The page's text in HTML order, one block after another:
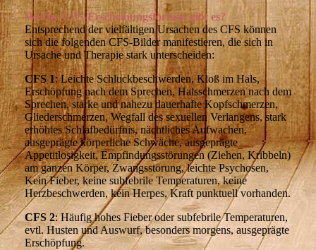
Welche CFS-Erscheinungsformen gibt es?
Entsprechend der vielfältigen Ursachen des CFS können
sich die folgenden CFS-Bilder manifestieren, die sich in
Ursache und Therapie stark unterscheiden:
CFS 1: Leichte Schluckbeschwerden, Kloß im Hals,
Erschöpfung nach dem Sprechen, Halsschmerzen nach dem
Sprechen, starke und nahezu dauerhafte Kopfschmerzen,
Gliederschmerzen, Wegfall des sexuellen Verlangens, stark
erhöhtes Schlafbedürfnis, nächtliches Aufwachen,
ausgeprägte körperliche Schwäche, ausgeprägte
Appetitlosigkeit, Empfindungsstörungen (Ziehen, Kribbeln)
am ganzen Körper, Zwangsstörung, leichte Psychosen,
Kein Fieber, keine subfebrile Temperaturen, keine
Herzbeschwerden, kein Herpes, Kraft punktuell vorhanden.
CFS 2: Häufig hohes Fieber oder subfebrile Temperaturen,
evtl. Husten und Auswurf, besonders morgens, ausgeprägte
Erschöpfung.